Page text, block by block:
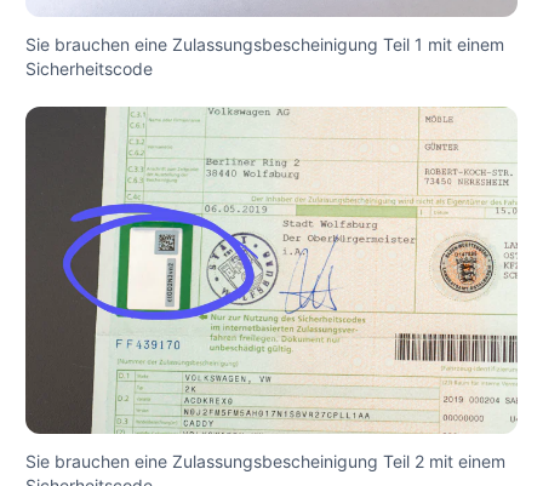
Sie brauchen eine Zulassungsbescheinigung Teil 1 mit einem
Sicherheitscode
Sie brauchen eine Zulassungsbescheinigung Teil 2 mit einem